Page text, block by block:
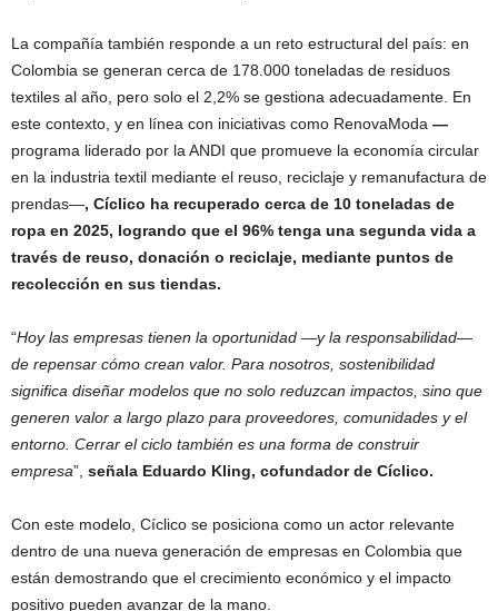
La compañía también responde a un reto estructural del país: en
Colombia se generan cerca de 178.000 toneladas de residuos
textiles al año, pero solo el 2,2% se gestiona adecuadamente. En
este contexto, y en línea con iniciativas como RenovaModa —
programa liderado por la ANDI que promueve la economía circular
en la industria textil mediante el reuso, reciclaje y remanufactura de
prendas—, Cíclico ha recuperado cerca de 10 toneladas de
ropa en 2025, logrando que el 96% tenga una segunda vida a
través de reuso, donación o reciclaje, mediante puntos de
recolección en sus tiendas.
“Hoy las empresas tienen la oportunidad —y la responsabilidad—
de repensar cómo crean valor. Para nosotros, sostenibilidad
significa diseñar modelos que no solo reduzcan impactos, sino que
generen valor a largo plazo para proveedores, comunidades y el
entorno. Cerrar el ciclo también es una forma de construir
empresa”, señala Eduardo Kling, cofundador de Cíclico.
Con este modelo, Cíclico se posiciona como un actor relevante
dentro de una nueva generación de empresas en Colombia que
están demostrando que el crecimiento económico y el impacto
positivo pueden avanzar de la mano.